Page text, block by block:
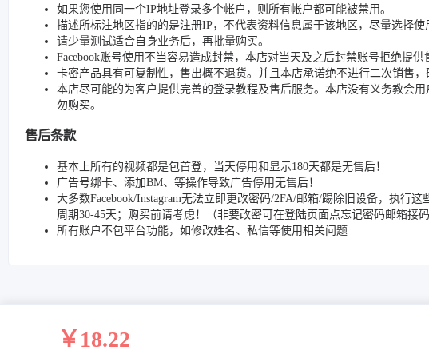
如果您使用同一个IP地址登录多个帐户，则所有帐户都可能被禁用。
描述所标注地区指的的是注册IP，不代表资料信息属于该地区，尽量选择使
请少量测试适合自身业务后，再批量购买。
Facebook账号使用不当容易造成封禁，本店对当天及之后封禁账号拒绝提供
卡密产品具有可复制性，售出概不退货。并且本店承诺绝不进行二次销售，
本店尽可能的为客户提供完善的登录教程及售后服务。本店没有义务教会
勿购买。
售后条款
基本上所有的视频都是包首登，当天停用和显示180天都是无售后！
广告号绑卡、添加BM、等操作导致广告停用无售后！
大多数Facebook/Instagram无法立即更改密码/2FA/邮箱/踢除旧设备，执行
周期30-45天；购买前请考虑！（非要改密可在登陆页面点忘记密码邮箱接
所有账户不包平台功能，如修改姓名、私信等使用相关问题
￥18.22